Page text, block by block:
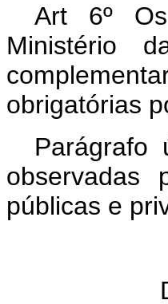
Art 6º
Ministério
obrigatórias
observadas
públicas e